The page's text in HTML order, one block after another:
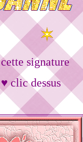
signature
clic dessus